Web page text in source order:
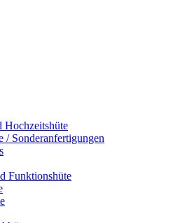
Hochzeitshüte
/ Sonderanfertigungen
Funktionshüte